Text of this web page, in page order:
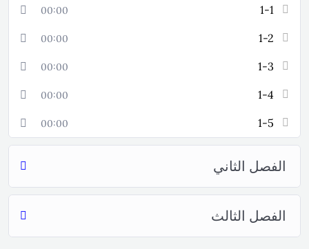
1-1
00:00
1-2
00:00
1-3
00:00
1-4
00:00
1-5
00:00
الفصل الثاني
الفصل الثالث